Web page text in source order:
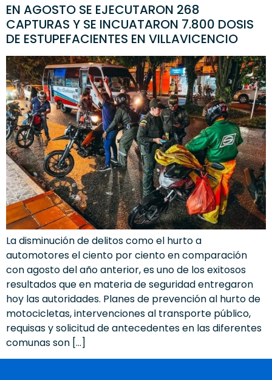
EN AGOSTO SE EJECUTARON 268
CAPTURAS Y SE INCUATARON 7.800 DOSIS
DE ESTUPEFACIENTES EN VILLAVICENCIO
La disminución de delitos como el hurto a
automotores el ciento por ciento en comparación
con agosto del año anterior, es uno de los exitosos
resultados que en materia de seguridad entregaron
hoy las autoridades. Planes de prevención al hurto de
motocicletas, intervenciones al transporte público,
requisas y solicitud de antecedentes en las diferentes
comunas son […]